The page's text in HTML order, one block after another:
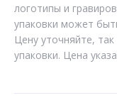
логотипы и
упаковки может
Цену уточняйте,
упаковки. Цена